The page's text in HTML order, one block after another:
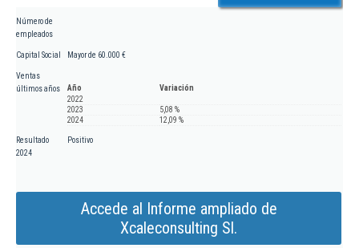
Número de
empleados
Capital Social Mayor de 60.000 €
Ventas
últimos años
Año
Variación
2022
2023
5,08 %
2024
12,09 %
Resultado
2024
Positivo
Accede al Informe ampliado de
Xcaleconsulting Sl.